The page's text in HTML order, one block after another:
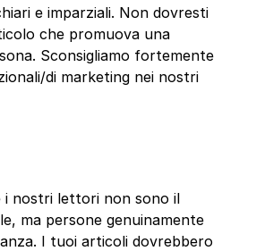
e imparziali. Non dovresti
che promuova una
Sconsigliamo fortemente
di marketing nei nostri
i nostri lettori non sono il
ma persone genuinamente
I tuoi articoli dovrebbero